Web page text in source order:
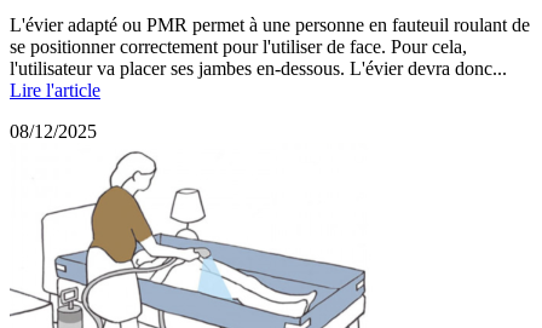
L'évier adapté ou PMR permet à une personne en fauteuil roulant de
se positionner correctement pour l'utiliser de face. Pour cela,
l'utilisateur va placer ses jambes en-dessous. L'évier devra donc...
Lire l'article
08/12/2025